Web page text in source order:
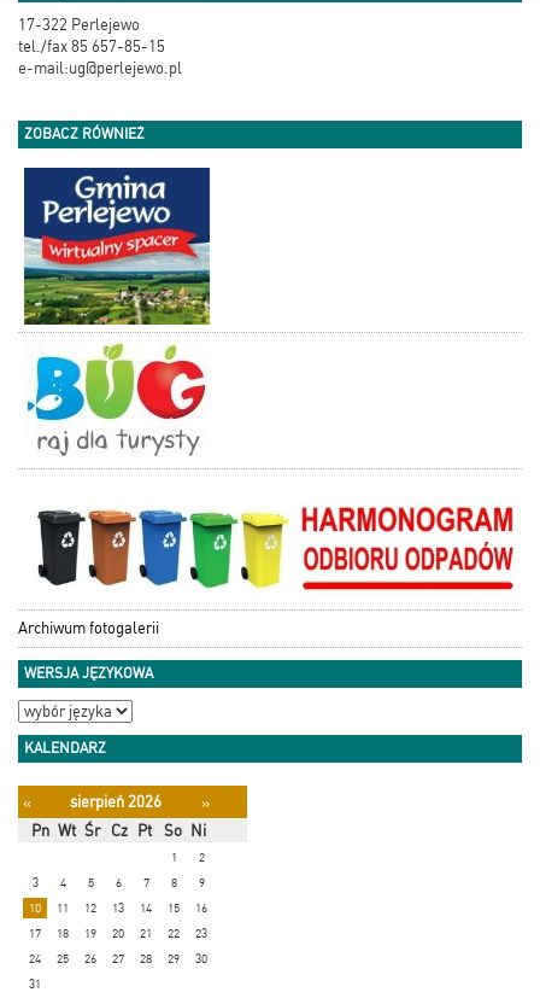
17-322 Perlejewo
tel./fax 85 657-85-15
e-mail:ug@perlejewo.pl
ZOBACZ RÓWNIEŻ
Archiwum fotogalerii
WERSJA JĘZYKOWA
KALENDARZ
« sierpień 2026
»
Pn Wt Śr Cz Pt So Ni
1
2
3
4 5 6 7 8
9
10
11 12 13 14 15
16
17
18 19 20 21 22
23
24
25 26 27 28 29
30
31